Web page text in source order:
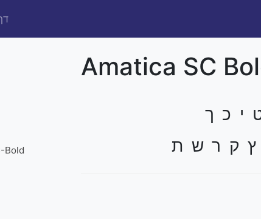
Amatica SC
י כ ך
ץ ק ר ש ת
Bold